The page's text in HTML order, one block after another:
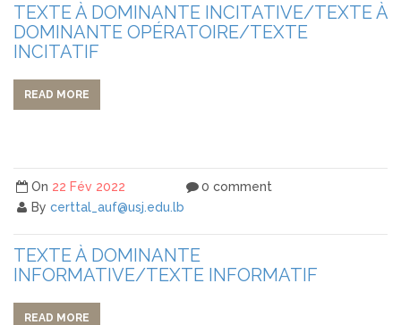
TEXTE À DOMINANTE INCITATIVE/TEXTE À
DOMINANTE OPÉRATOIRE/TEXTE
INCITATIF
READ MORE
On 22 Fév 2022
By certtal_auf@usj.edu.lb
0 comment
TEXTE À DOMINANTE
INFORMATIVE/TEXTE INFORMATIF
READ MORE